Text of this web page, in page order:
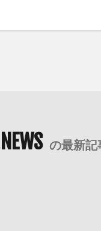
の最新記